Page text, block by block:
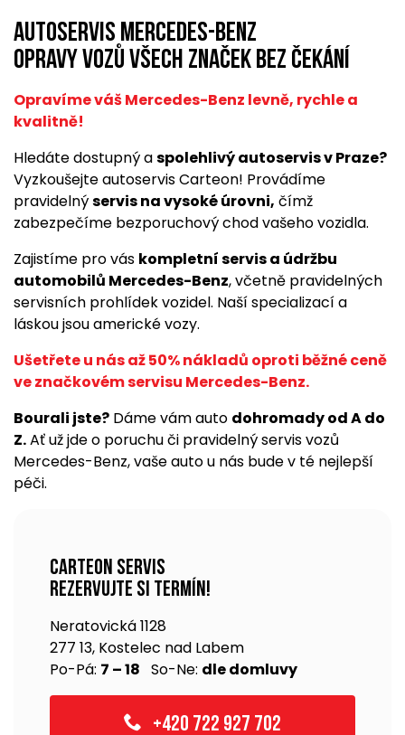
Autoservis Mercedes-Benz
opravy vozů všech značek bez čekání
Opravíme váš Mercedes-Benz levně, rychle a
kvalitně!
Hledáte dostupný aspolehlivý autoservis v Praze?
Vyzkoušejte autoservis Carteon! Provádíme
pravidelnýservis na vysoké úrovni, čímž
zabezpečíme bezporuchový chod vašeho vozidla.
Zajistíme pro vás kompletní servis a údržbu
automobilů Mercedes-Benz, včetně pravidelných
servisních prohlídek vozidel. Naší specializací a
láskou jsou americké vozy.
Ušetřete u nás až 50% nákladů oproti běžné ceně
ve značkovém servisu Mercedes-Benz.
Bourali jste? Dáme vám auto dohromady od A do
Z.Ať už jde o poruchu či pravidelný servis vozů
Mercedes-Benz, vaše auto u nás bude v té nejlepší
péči.
Carteon servis
rezervujte si termín!
Neratovická 1128
277 13, Kostelec nad Labem
Po-Pá: 7 – 18 So-Ne: dle domluvy
+420 722 927 702